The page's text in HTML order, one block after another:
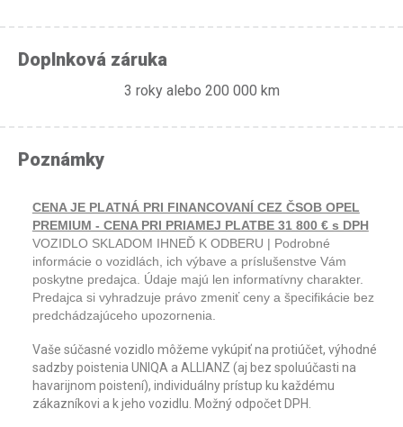
Doplnková záruka
3 roky alebo 200 000 km
Poznámky
CENA JE PLATNÁ PRI FINANCOVANÍ CEZ ČSOB OPEL
PREMIUM - CENA PRI PRIAMEJ PLATBE 31 800 € s DPH
VOZIDLO SKLADOM IHNEĎ K ODBERU | Podrobné
informácie o vozidlách, ich výbave a príslušenstve Vám
poskytne predajca. Údaje majú len informatívny charakter.
Predajca si vyhradzuje právo zmeniť ceny a špecifikácie bez
predchádzajúceho upozornenia.
Vaše súčasné vozidlo môžeme vykúpiť na protiúčet, výhodné
sadzby poistenia UNIQA a ALLIANZ (aj bez spoluúčasti na
havarijnom poistení), individuálny prístup ku každému
zákazníkovi a k jeho vozidlu. Možný odpočet DPH.